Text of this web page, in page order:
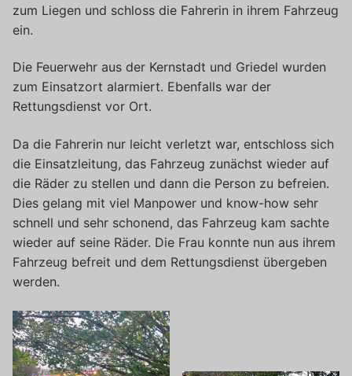
zum Liegen und schloss die Fahrerin in ihrem Fahrzeug
ein.
Die Feuerwehr aus der Kernstadt und Griedel wurden
zum Einsatzort alarmiert. Ebenfalls war der
Rettungsdienst vor Ort.
Da die Fahrerin nur leicht verletzt war, entschloss sich
die Einsatzleitung, das Fahrzeug zunächst wieder auf
die Räder zu stellen und dann die Person zu befreien.
Dies gelang mit viel Manpower und know-how sehr
schnell und sehr schonend, das Fahrzeug kam sachte
wieder auf seine Räder. Die Frau konnte nun aus ihrem
Fahrzeug befreit und dem Rettungsdienst übergeben
werden.